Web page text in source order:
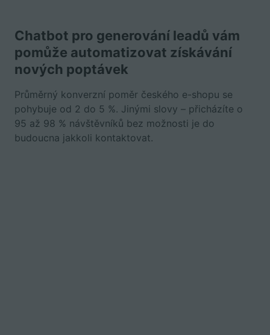
Chatbot pro generování leadů vám
pomůže automatizovat získávání
nových poptávek
Průměrný konverzní poměr českého e-shopu se
pohybuje od 2 do 5 %. Jinými slovy –⁠ přicházíte o
95 až 98 % návštěvníků bez možnosti je do
budoucna jakkoli kontaktovat.